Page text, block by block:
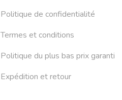
Politique de confidentialité
Termes et conditions
Politique du plus bas prix garanti
Expédition et retour